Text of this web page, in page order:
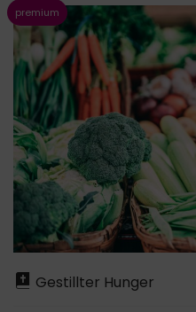
Gestillter Hunger